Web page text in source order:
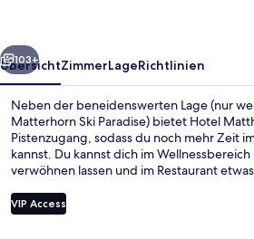
Weiter
103+
ÜbersichtZimmerLageRichtlinien
Neben der beneidenswerten Lage (nur
Matterhorn Ski Paradise) bietet Hotel
Pistenzugang, sodass du noch mehr Zeit
kannst. Du kannst dich im
verwöhnen lassen und im Restaurant
Fitnesscenter sowie einen Fitnessbereich.
Skiraum profitierst du ebenfalls. Andere
VIP Access